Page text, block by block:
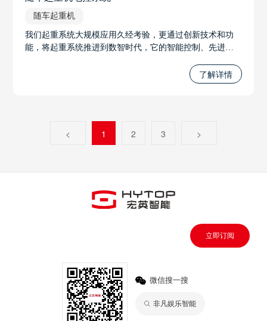
随车起重机
我们起重系统大规模应用久经考验，更通过创新技术和功
能，将起重系统推进到数智时代，它的智能控制、先进的
极大地推进起重系统的发展，并提升工作的安全性和效
率。无论是在工程建设、物流运输还是其他起重应用中，
了解详情
< 1 2 3 >
立即订阅
微信搜一搜
非凡娱乐智能